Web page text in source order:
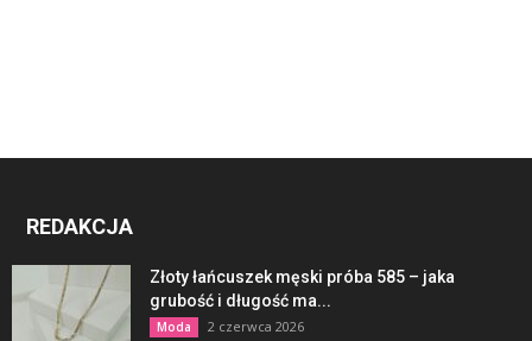
REDAKCJA
Złoty łańcuszek męski próba 585 – jaka
grubość i długość ma...
Moda 2 czerwca 2026